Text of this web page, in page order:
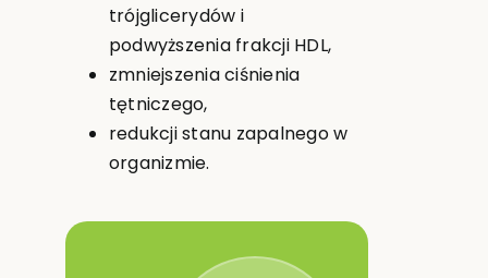
trójglicerydów i
podwyższenia frakcji HDL,
zmniejszenia ciśnienia
tętniczego,
redukcji stanu zapalnego w
organizmie.